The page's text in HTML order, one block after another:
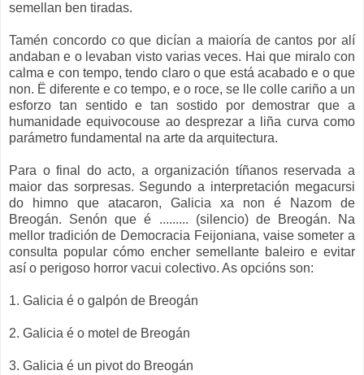
semellan ben tiradas.
Tamén concordo co que dicían a maioría de cantos por alí
andaban e o levaban visto varias veces. Hai que miralo con
calma e con tempo, tendo claro o que está acabado e o que
non. Ë diferente e co tempo, e o roce, se lle colle cariño a un
esforzo tan sentido e tan sostido por demostrar que a
humanidade equivocouse ao desprezar a liña curva como
parámetro fundamental na arte da arquitectura.
Para o final do acto, a organización tíñanos reservada a
maior das sorpresas. Segundo a interpretación megacursi
do himno que atacaron, Galicia xa non é Nazom de
Breogán. Senón que é ......... (silencio) de Breogán. Na
mellor tradición de Democracia Feijoniana, vaise someter a
consulta popular cómo encher semellante baleiro e evitar
así o perigoso horror vacui colectivo. As opcións son:
1. Galicia é o galpón de Breogán
2. Galicia é o motel de Breogán
3. Galicia é un pivot do Breogán